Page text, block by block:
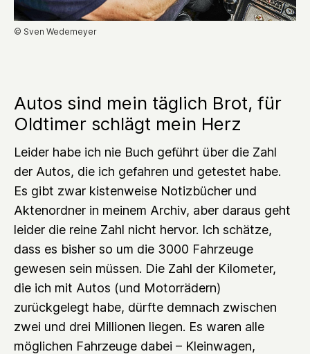
© Sven Wedemeyer
Autos sind mein täglich Brot, für
Oldtimer schlägt mein Herz
Leider habe ich nie Buch geführt über die Zahl
der Autos, die ich gefahren und getestet habe.
Es gibt zwar kistenweise Notizbücher und
Aktenordner in meinem Archiv, aber daraus geht
leider die reine Zahl nicht hervor. Ich schätze,
dass es bisher so um die 3000 Fahrzeuge
gewesen sein müssen. Die Zahl der Kilometer,
die ich mit Autos (und Motorrädern)
zurückgelegt habe, dürfte demnach zwischen
zwei und drei Millionen liegen. Es waren alle
möglichen Fahrzeuge dabei – Kleinwagen,